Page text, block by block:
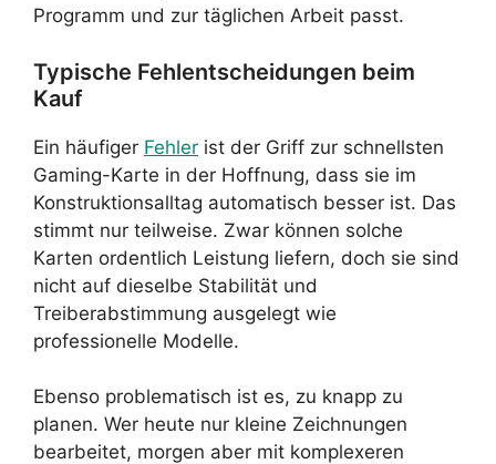
Programm und zur täglichen Arbeit passt.
Typische Fehlentscheidungen beim
Kauf
Ein häufiger Fehler ist der Griff zur schnellsten
Gaming-Karte in der Hoffnung, dass sie im
Konstruktionsalltag automatisch besser ist. Das
stimmt nur teilweise. Zwar können solche
Karten ordentlich Leistung liefern, doch sie sind
nicht auf dieselbe Stabilität und
Treiberabstimmung ausgelegt wie
professionelle Modelle.
Ebenso problematisch ist es, zu knapp zu
planen. Wer heute nur kleine Zeichnungen
bearbeitet, morgen aber mit komplexeren